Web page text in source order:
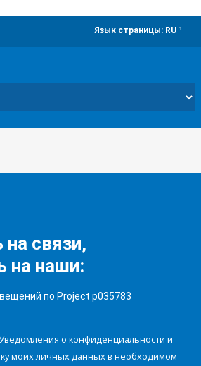
Язык страницы: RU
на связи,
на наши:
по Project p035783
о конфиденциальности и
моих личных данных в необходимом